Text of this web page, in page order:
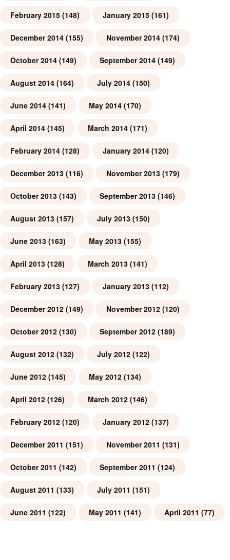
February 2015 (148) January 2015 (161)
December 2014 (155) November 2014 (174)
October 2014 (149) September 2014 (149)
August 2014 (164) July 2014 (150)
June 2014 (141) May 2014 (170)
April 2014 (145) March 2014 (171)
February 2014 (128) January 2014 (120)
December 2013 (116) November 2013 (179)
October 2013 (143) September 2013 (146)
August 2013 (157) July 2013 (150)
June 2013 (163) May 2013 (155)
April 2013 (128) March 2013 (141)
February 2013 (127) January 2013 (112)
December 2012 (149) November 2012 (120)
October 2012 (130) September 2012 (189)
August 2012 (132) July 2012 (122)
June 2012 (145) May 2012 (134)
April 2012 (126) March 2012 (146)
February 2012 (120) January 2012 (137)
December 2011 (151) November 2011 (131)
October 2011 (142) September 2011 (124)
August 2011 (133) July 2011 (151)
June 2011 (122) May 2011 (141) April 2011 (77)